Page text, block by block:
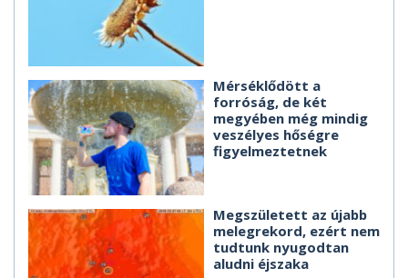
Mérséklődött a
forróság, de két
megyében még mindig
veszélyes hőségre
figyelmeztetnek
Megszületett az újabb
melegrekord, ezért nem
tudtunk nyugodtan
aludni éjszaka